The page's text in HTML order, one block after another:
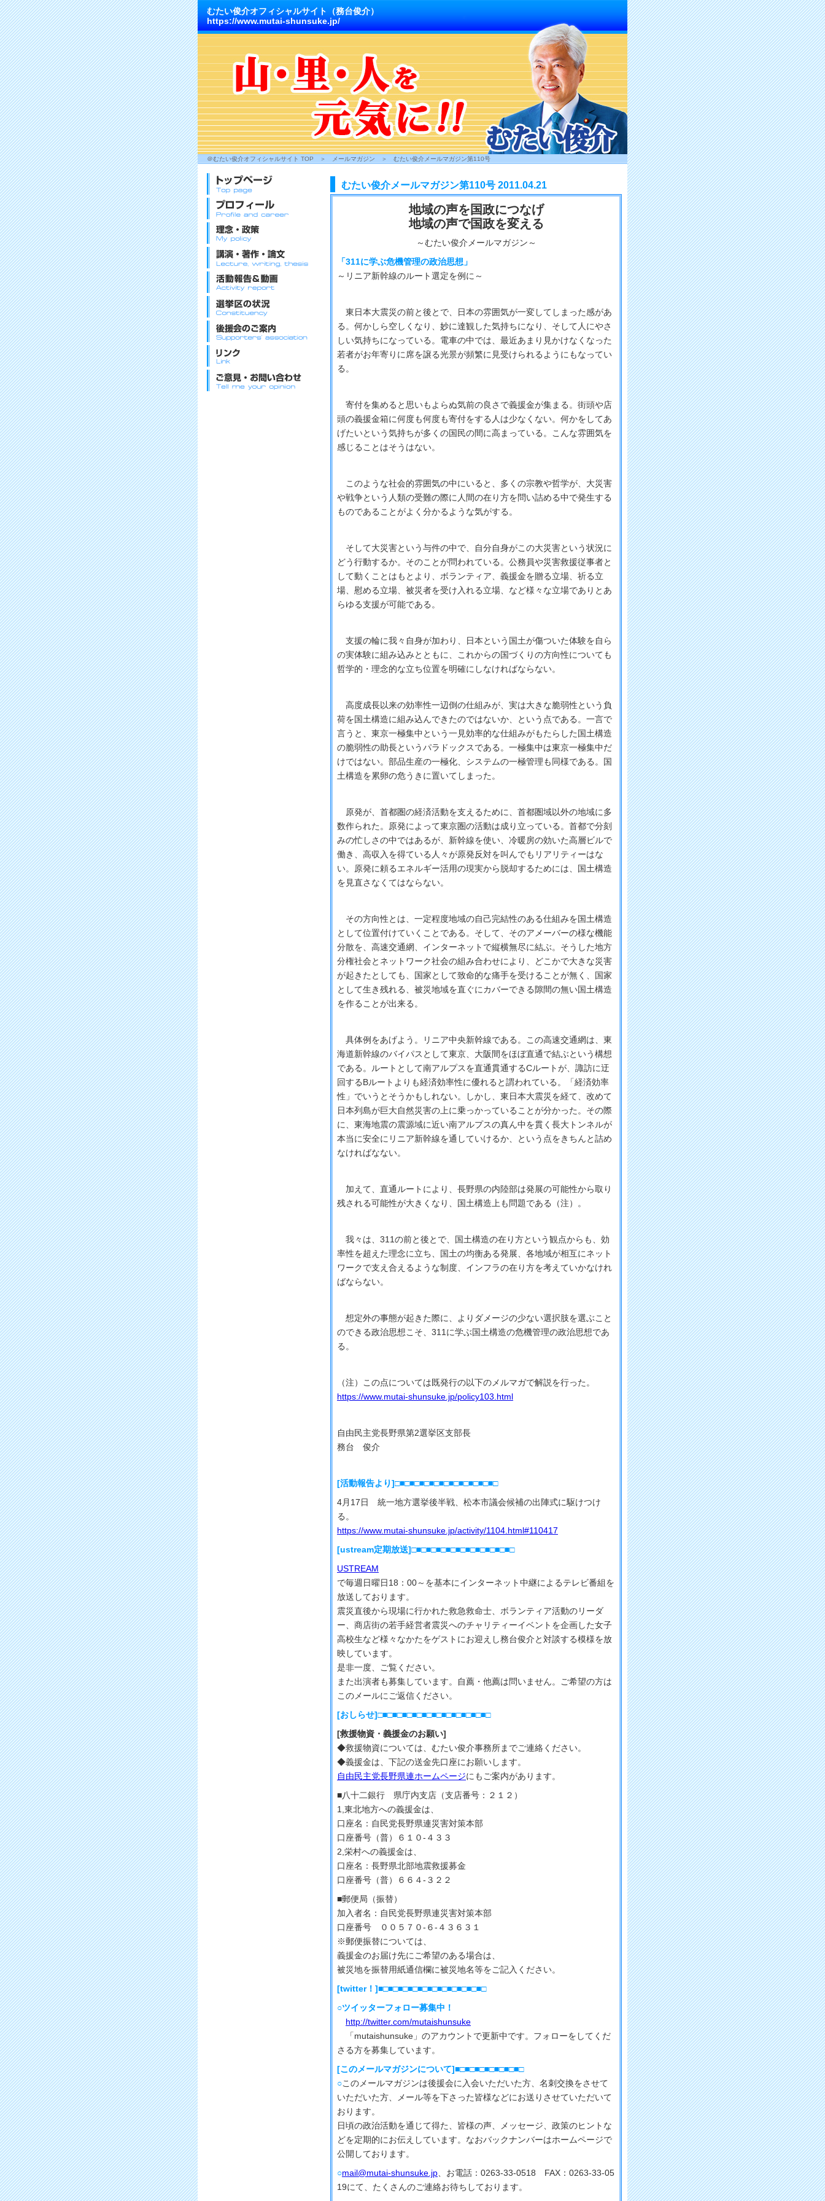
むたい俊介オフィシャルサイト（務台俊介）
https://www.mutai-shunsuke.jp/
＠むたい俊介オフィシャルサイト TOP＞メールマガジン＞むたい俊介メールマガジン第110号
むたい俊介メールマガジン第110号 2011.04.21
地域の声を国政につなげ
地域の声で国政を変える
～むたい俊介メールマガジン～
「311に学ぶ危機管理の政治思想」
～リニア新幹線のルート選定を例に～
東日本大震災の前と後とで、日本の雰囲気が一変してしまった感があ
る。何かしら空しくなり、妙に達観した気持ちになり、そして人にやさ
しい気持ちになっている。電車の中では、最近あまり見かけなくなった
若者がお年寄りに席を譲る光景が頻繁に見受けられるようにもなってい
る。
寄付を集めると思いもよらぬ気前の良さで義援金が集まる。街頭や店
頭の義援金箱に何度も何度も寄付をする人は少なくない。何かをしてあ
げたいという気持ちが多くの国民の間に高まっている。こんな雰囲気を
感じることはそうはない。
このような社会的雰囲気の中にいると、多くの宗教や哲学が、大災害
や戦争という人類の受難の際に人間の在り方を問い詰める中で発生する
ものであることがよく分かるような気がする。
そして大災害という与件の中で、自分自身がこの大災害という状況に
どう行動するか。そのことが問われている。公務員や災害救援従事者と
して動くことはもとより、ボランティア、義援金を贈る立場、祈る立
場、慰める立場、被災者を受け入れる立場、など様々な立場でありとあ
らゆる支援が可能である。
支援の輪に我々自身が加わり、日本という国土が傷ついた体験を自ら
の実体験に組み込みとともに、これからの国づくりの方向性についても
哲学的・理念的な立ち位置を明確にしなければならない。
高度成長以来の効率性一辺倒の仕組みが、実は大きな脆弱性という負
荷を国土構造に組み込んできたのではないか、という点である。一言で
言うと、東京一極集中という一見効率的な仕組みがもたらした国土構造
の脆弱性の助長というパラドックスである。一極集中は東京一極集中だ
けではない。部品生産の一極化、システムの一極管理も同様である。国
土構造を累卵の危うきに置いてしまった。
原発が、首都圏の経済活動を支えるために、首都圏域以外の地域に多
数作られた。原発によって東京圏の活動は成り立っている。首都で分刻
みの忙しさの中ではあるが、新幹線を使い、冷暖房の効いた高層ビルで
働き、高収入を得ている人々が原発反対を叫んでもリアリティーはな
い。原発に頼るエネルギー活用の現実から脱却するためには、国土構造
を見直さなくてはならない。
その方向性とは、一定程度地域の自己完結性のある仕組みを国土構造
として位置付けていくことである。そして、そのアメーバーの様な機能
分散を、高速交通網、インターネットで縦横無尽に結ぶ。そうした地方
分権社会とネットワーク社会の組み合わせにより、どこかで大きな災害
が起きたとしても、国家として致命的な痛手を受けることが無く、国家
として生き残れる、被災地域を直ぐにカバーできる隙間の無い国土構造
を作ることが出来る。
具体例をあげよう。リニア中央新幹線である。この高速交通網は、東
海道新幹線のバイパスとして東京、大阪間をほぼ直通で結ぶという構想
である。ルートとして南アルプスを直通貫通するCルートが、諏訪に迂
回するBルートよりも経済効率性に優れると謂われている。「経済効率
性」でいうとそうかもしれない。しかし、東日本大震災を経て、改めて
日本列島が巨大自然災害の上に乗っかっていることが分かった。その際
に、東海地震の震源域に近い南アルプスの真ん中を貫く長大トンネルが
本当に安全にリニア新幹線を通していけるか、という点をきちんと詰め
なければなない。
加えて、直通ルートにより、長野県の内陸部は発展の可能性から取り
残される可能性が大きくなり、国土構造上も問題である（注）。
我々は、311の前と後とで、国土構造の在り方という観点からも、効
率性を超えた理念に立ち、国土の均衡ある発展、各地域が相互にネット
ワークで支え合えるような制度、インフラの在り方を考えていかなけれ
ばならない。
想定外の事態が起きた際に、よりダメージの少ない選択肢を選ぶこと
のできる政治思想こそ、311に学ぶ国土構造の危機管理の政治思想であ
る。
（注）この点については既発行の以下のメルマガで解説を行った。
https://www.mutai-shunsuke.jp/policy103.html
自由民主党長野県第2選挙区支部長
務台 俊介
[活動報告より]□■□■□■□■□■□■□■□■□■□■□
4月17日 統一地方選挙後半戦、松本市議会候補の出陣式に駆けつけ
る。
https://www.mutai-shunsuke.jp/activity/1104.html#110417
[ustream定期放送]□■□■□■□■□■□■□■□■□■□■□
USTREAM
で毎週日曜日18：00～を基本にインターネット中継によるテレビ番組を
放送しております。
震災直後から現場に行かれた救急救命士、ボランティア活動のリーダ
ー、商店街の若手経営者震災へのチャリティーイベントを企画した女子
高校生など様々なかたをゲストにお迎えし務台俊介と対談する模様を放
映しています。
是非一度、ご覧ください。
また出演者も募集しています。自薦・他薦は問いません。ご希望の方は
このメールにご返信ください。
[おしらせ]□■□■□■□■□■□■□■□■□■□■□■□
[救援物資・義援金のお願い]
◆救援物資については、むたい俊介事務所までご連絡ください。
◆義援金は、下記の送金先口座にお願いします。
自由民主党長野県連ホームページにもご案内があります。
■八十二銀行 県庁内支店（支店番号：２１２）
1,東北地方への義援金は、
口座名：自民党長野県連災害対策本部
口座番号（普）６１０‐４３３
2,栄村への義援金は、
口座名：長野県北部地震救援募金
口座番号（普）６６４‐３２２
■郵便局（振替）
加入者名：自民党長野県連災害対策本部
口座番号 ００５７０‐６‐４３６３１
※郵便振替については、
義援金のお届け先にご希望のある場合は、
被災地を振替用紙通信欄に被災地名等をご記入ください。
[twitter！]■□■□■□■□■□■□■□■□■□■□■□
○ツイッターフォロー募集中！
http://twitter.com/mutaishunsuke
「mutaishunsuke」のアカウントで更新中です。フォローをしてくだ
さる方を募集しています。
[このメールマガジンについて]■□■□■□■□■□■□■□
○このメールマガジンは後援会に入会いただいた方、名刺交換をさせて
いただいた方、メール等を下さった皆様などにお送りさせていただいて
おります。
日頃の政治活動を通じて得た、皆様の声、メッセージ、政策のヒントな
どを定期的にお伝えしています。なおバックナンバーはホームページで
公開しております。
○mail@mutai-shunsuke.jp 、お電話：0263-33-0518 FAX：0263-33-05
19にて、たくさんのご連絡お待ちしております。